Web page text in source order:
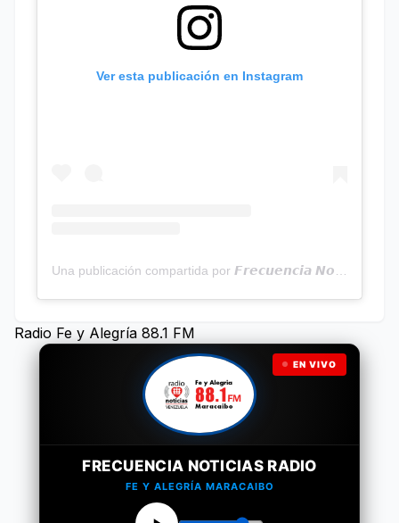
Ver esta publicación en Instagram
Radio Fe y Alegría 88.1 FM
EN VIVO
FRECUENCIA NOTICIAS RADIO
FE Y ALEGRÍA MARACAIBO